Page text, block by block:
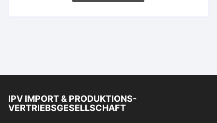
IPV IMPORT & PRODUKTIONS-
VERTRIEBSGESELLSCHAFT